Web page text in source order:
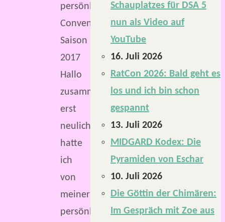
persönlichen
Convention-
Saison
2017
Hallo
zusammen,
erst
neulich
hatte
ich
von
meiner
persönlichen
Schauplatzes für DSA 5
nun als Video auf
YouTube
16. Juli 2026
RatCon 2026: Bald geht es
los und ich bin schon
gespannt
13. Juli 2026
MIDGARD Kodex: Die
Pyramiden von Eschar
10. Juli 2026
Die Göttin der Chimären:
Im Gespräch mit Zoe aus